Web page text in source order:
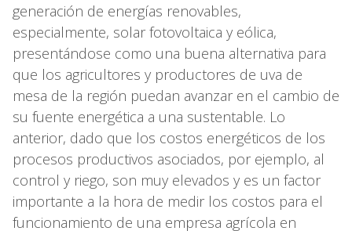
generación de energías renovables,
especialmente, solar fotovoltaica y eólica,
presentándose como una buena alternativa para
que los agricultores y productores de uva de
mesa de la región puedan avanzar en el cambio de
su fuente energética a una sustentable. Lo
anterior, dado que los costos energéticos de los
procesos productivos asociados, por ejemplo, al
control y riego, son muy elevados y es un factor
importante a la hora de medir los costos para el
funcionamiento de una empresa agrícola en